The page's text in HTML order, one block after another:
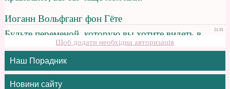
Щоб додати необхідна авторизація
Наш Порадник
Новини сайту